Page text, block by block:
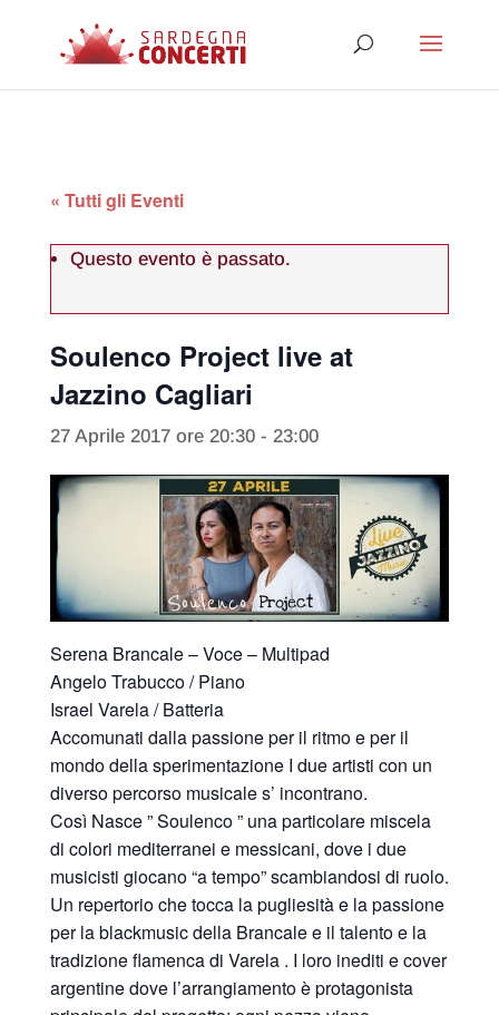
« Tutti gli Eventi
Questo evento è passato.
Soulenco Project live at
Jazzino Cagliari
27 Aprile 2017 ore 20:30- 23:00
Serena Brancale – Voce – Multipad
Angelo Trabucco / Piano
Israel Varela / Batteria
Accomunati dalla passione per il ritmo e per il
mondo della sperimentazione I due artisti con un
diverso percorso musicale s’ incontrano.
Così Nasce ” Soulenco ” una particolare miscela
di colori mediterranei e messicani, dove i due
musicisti giocano “a tempo” scambiandosi di ruolo.
Un repertorio che tocca la pugliesità e la passione
per la blackmusic della Brancale e il talento e la
tradizione flamenca di Varela . I loro inediti e cover
argentine dove l’arrangiamento è protagonista